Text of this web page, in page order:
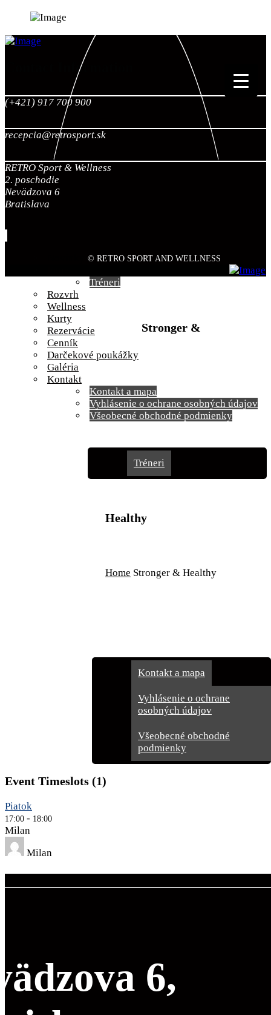
Contact Information
(+421) 917 700 900
recepcia@retrosport.sk
RETRO Sport & Wellness
2. poschodie
Nevädzova 6
Bratislava
Tréneri
Rozvrh
Wellness
Kurty
Rezervácie
Cenník
Darčekové poukážky
Galéria
Kontakt
Kontakt a mapa
Vyhlásenie o ochrane osobných údajov
Všeobecné obchodné podmienky
© RETRO SPORT AND WELLNESS
Tréneri
Kontakt a mapa
Vyhlásenie o ochrane
osobných údajov
Všeobecné obchodné
podmienky
Stronger &
Healthy
Home Stronger & Healthy
Event Timeslots (1)
Piatok
17:00 - 18:00
Milan
Milan
6,